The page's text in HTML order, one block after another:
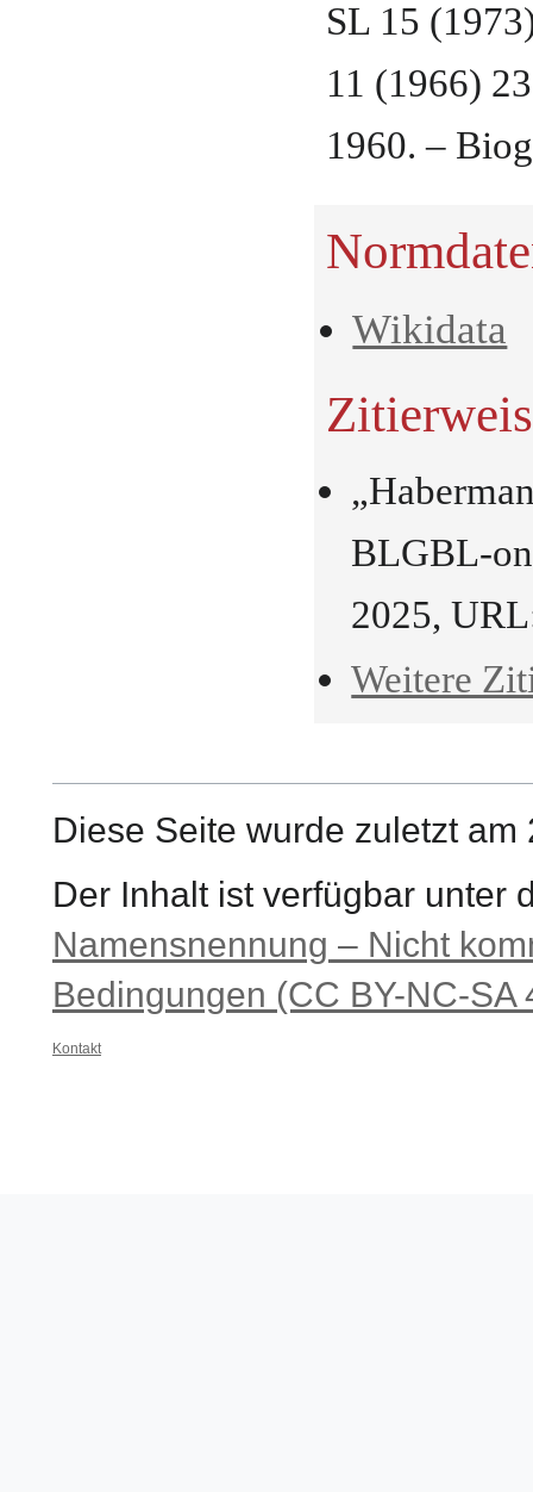
SL 15
11 (1966)
1960. –
Wikidata
BLGBL-
2025,
Weitere
Diese Seite wurde zuletzt
Der Inhalt ist verfügbar unter
Namensnennung – Nicht
Bedingungen (CC BY-NC-SA
Kontakt